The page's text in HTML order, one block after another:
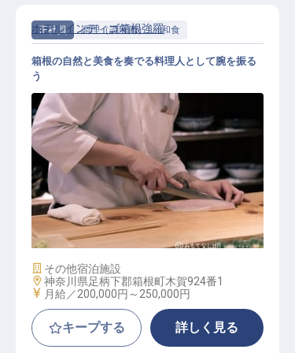
正社員 調理（調理師） 和食
コミシェフ
ホテルインディゴ箱根強羅
箱根の自然と美食を奏でる料理人として腕を振る
う
施設業態
その他宿泊施設
勤務地
神奈川県足柄下郡箱根町木賀924番1
給与
月給／200,000円～ 250,000円
キープする 詳しく見る